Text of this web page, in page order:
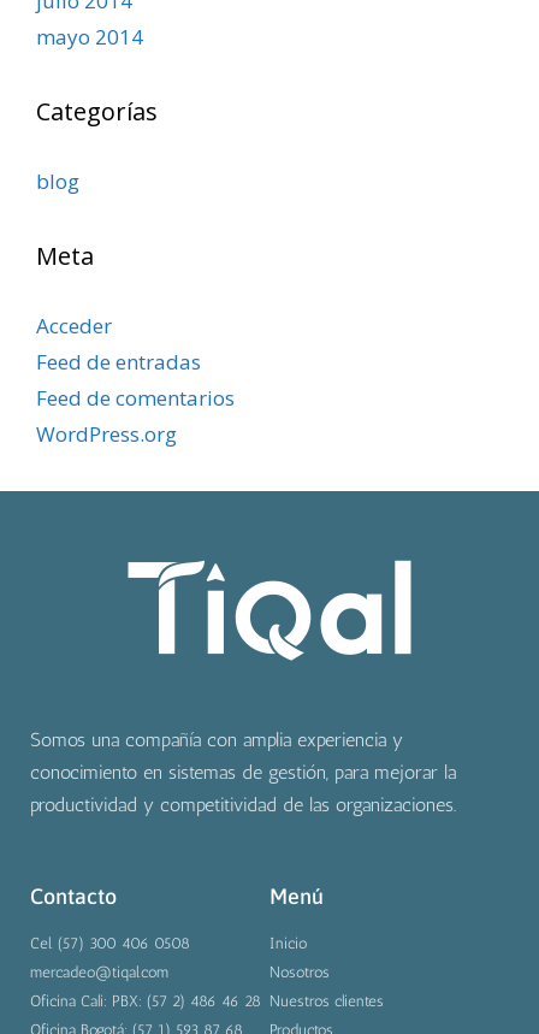
mayo 2014
Categorías
blog
Meta
Acceder
Feed de entradas
Feed de comentarios
WordPress.org
Somos una compañía con amplia experiencia y
conocimiento en sistemas de gestión, para mejorar la
productividad y competitividad de las organizaciones.
Contacto
Cel. (57) 300 406 0508
mercadeo@tiqal.com
Oficina Cali: PBX: (57 2) 486 46 28
Oficina Bogotá: (57 1) 593 87 68
Menú
Inicio
Nosotros
Nuestros clientes
Productos